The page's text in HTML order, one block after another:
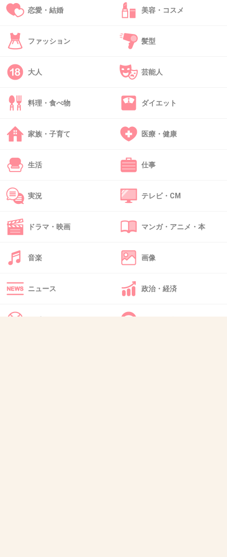
36. 匿名 2013/05/27(月) 23:09:21
>17さん
身重の妊婦さんを気遣う気持ちに
お子さんがいるいないは関係ないさ～。
ただのデブか妊婦が分かるから不快じゃない
し、必要だと思う。
38. 匿名
不快には全然思わないけど、不妊治療してるの
で、見ると羨ましいな～とは思います。
いつかもらえる日が来るといいなぁ...なんて☆
+446
恋愛・結婚 美容・コスメ
ファッション 髪型
大人 芸能人
料理・食べ物 ダイエット
家族・子育て 医療・健康
生活 仕事
実況 テレビ・CM
ドラマ・映画 マンガ・アニメ・本
音楽 画像
ニュース 政治・経済